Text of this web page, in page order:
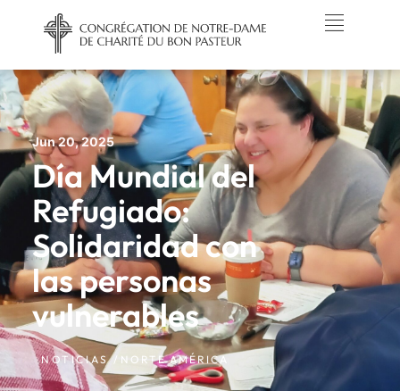
Jun 20, 2025
Día Mundial del
Refugiado:
Solidaridad con
las personas
vulnerables
NOTICIAS / NORTE AMÉRICA